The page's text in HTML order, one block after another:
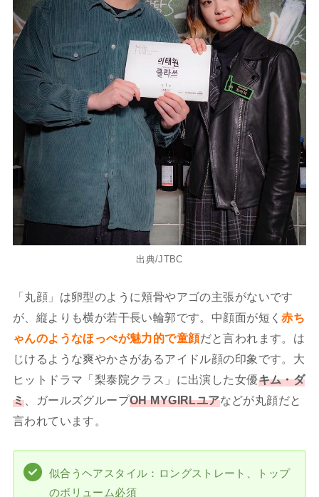
出典/JTBC
「丸顔」は卵型のように頬骨やアゴの主張がないです
が、縦よりも横が若干長い輪郭です。中顔面が短く赤ち
ゃんのようなほっぺが魅力的で童顔だと言われます。は
じけるような爽やかさがあるアイドル顔の印象です。大
ヒットドラマ「梨泰院クラス」に出演した女優キム・ダ
ミ 、ガールズグループOH MYGIRLユアなどが丸顔だと
言われています。
似合うヘアスタイル：ロングストレート、トップ
のボリューム必須